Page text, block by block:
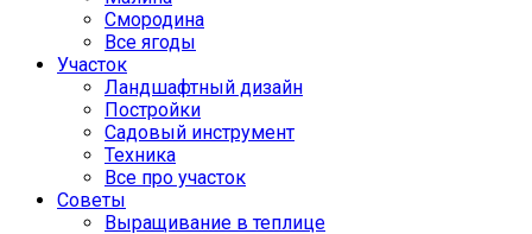
Смородина
Все ягоды
Участок
Ландшафтный дизайн
Постройки
Садовый инструмент
Техника
Все про участок
Советы
Выращивание в теплице